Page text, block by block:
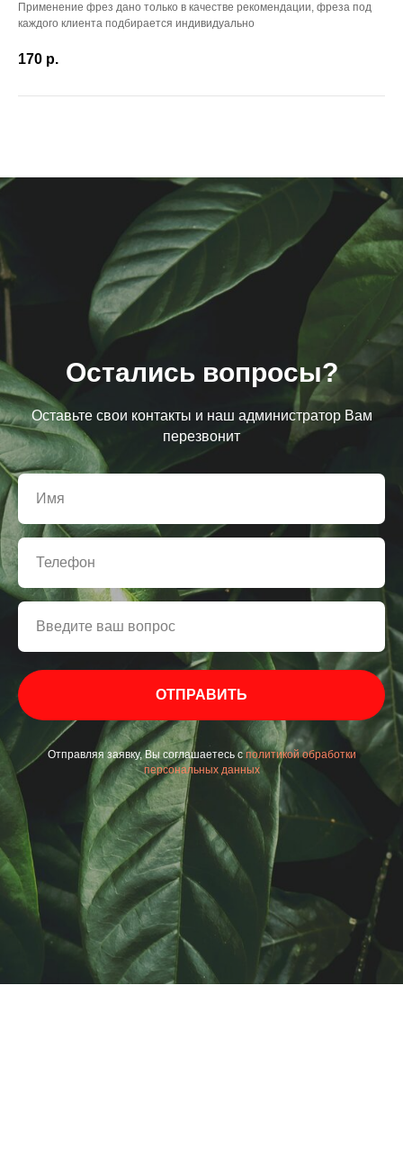
Применение фрез дано только в качестве рекомендации, фреза под
каждого клиента подбирается индивидуально
170 р.
Остались вопросы?
Оставьте свои контакты и наш администратор Вам
перезвонит
ОТПРАВИТЬ
Отправляя заявку, Вы соглашаетесь сполитикой обработки
персональных данных